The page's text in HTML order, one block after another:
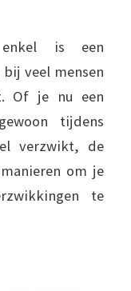
is een
veel mensen
Of je nu een
tijdens
verzwikt, de
om je
te